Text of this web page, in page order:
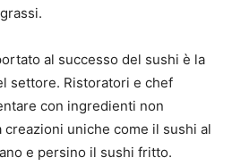
al successo del sushi è la
settore. Ristoratori e chef
con ingredienti non
uniche come il sushi al
e persino il sushi fritto.